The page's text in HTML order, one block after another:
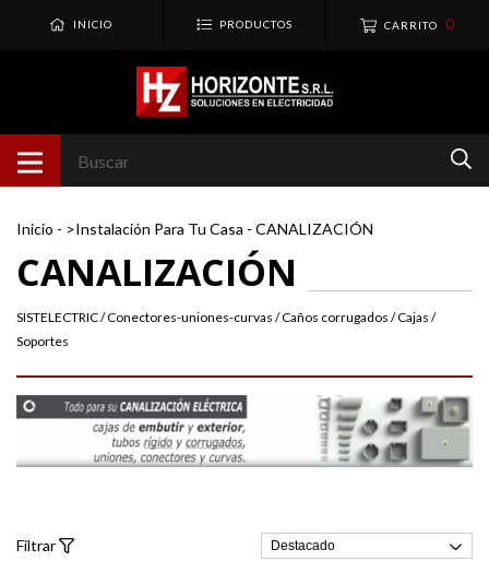
INICIO PRODUCTOS CARRITO 0
Inicio - >Instalación Para Tu Casa - CANALIZACIÓN
CANALIZACIÓN
SISTELECTRIC / Conectores-uniones-curvas / Caños corrugados / Cajas /
Soportes
Filtrar